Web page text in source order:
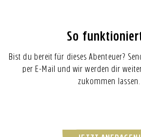
So
Bist du bereit für dieses Abenteuer?
per E-Mail und wir werden dir
zukommen lassen.